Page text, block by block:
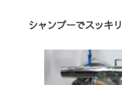
シャンプーでスッキ